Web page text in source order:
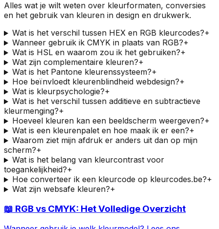
Alles wat je wilt weten over kleurformaten, conversies
en het gebruik van kleuren in design en drukwerk.
Wat is het verschil tussen HEX en RGB kleurcodes?+
Wanneer gebruik ik CMYK in plaats van RGB?+
Wat is HSL en waarom zou ik het gebruiken?+
Wat zijn complementaire kleuren?+
Wat is het Pantone kleurenssysteem?+
Hoe beïnvloedt kleurenblindheid webdesign?+
Wat is kleurpsychologie?+
Wat is het verschil tussen additieve en subtractieve
kleurmenging?+
Hoeveel kleuren kan een beeldscherm weergeven?+
Wat is een kleurenpalet en hoe maak ik er een?+
Waarom ziet mijn afdruk er anders uit dan op mijn
scherm?+
Wat is het belang van kleurcontrast voor
toegankelijkheid?+
Hoe converteer ik een kleurcode op kleurcodes.be?+
Wat zijn websafe kleuren?+
📖 RGB vs CMYK: Het Volledige Overzicht